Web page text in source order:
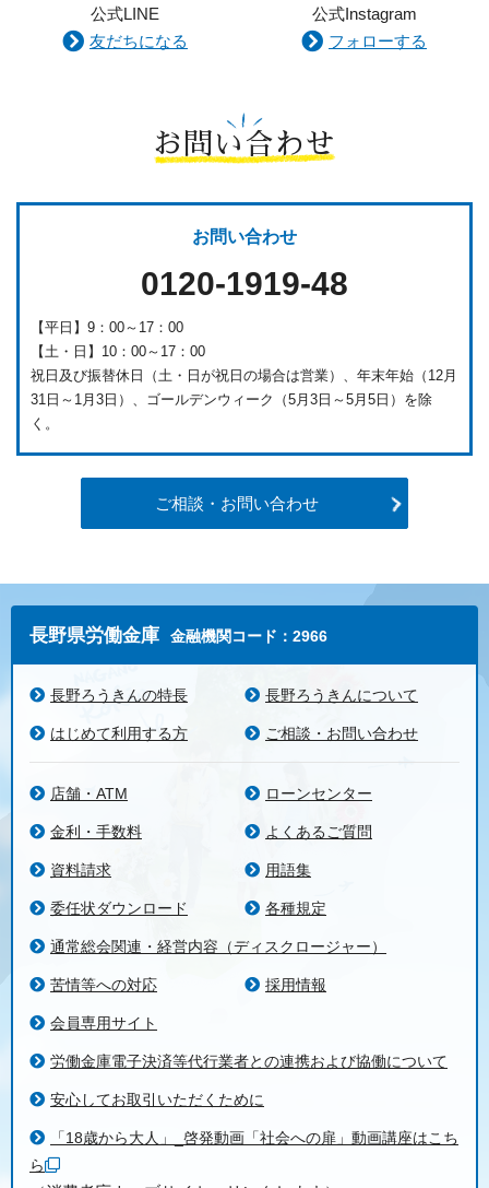
公式LINE
友だちになる
公式Instagram
フォローする
お問い合わせ
お問い合わせ
0120-1919-48
【平日】9：00～17：00
【土・日】10：00～17：00
祝日及び振替休日（土・日が祝日の場合は営業）、年末年始（12月
31日～1月3日）、ゴールデンウィーク（5月3日～5月5日）を除
く。
ご相談・お問い合わせ
長野県労働金庫 金融機関コード：2966
長野ろうきんの特長 長野ろうきんについて
はじめて利用する方 ご相談・お問い合わせ
店舗・ATM ローンセンター
金利・手数料 よくあるご質問
資料請求 用語集
委任状ダウンロード 各種規定
通常総会関連・経営内容（ディスクロージャー）
苦情等への対応 採用情報
会員専用サイト
労働金庫電子決済等代行業者との連携および協働について
安心してお取引いただくために
「18歳から大人」_啓発動画「社会への扉」動画講座はこち
ら